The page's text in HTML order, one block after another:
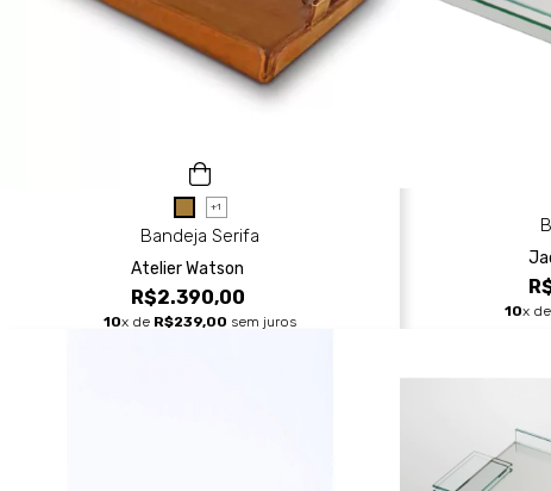
+1
Bandeja Serifa
Atelier Watson
R$2.390,00
10x de R$239,00 sem juros
10x de